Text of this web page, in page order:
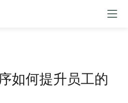
如何提升员工的